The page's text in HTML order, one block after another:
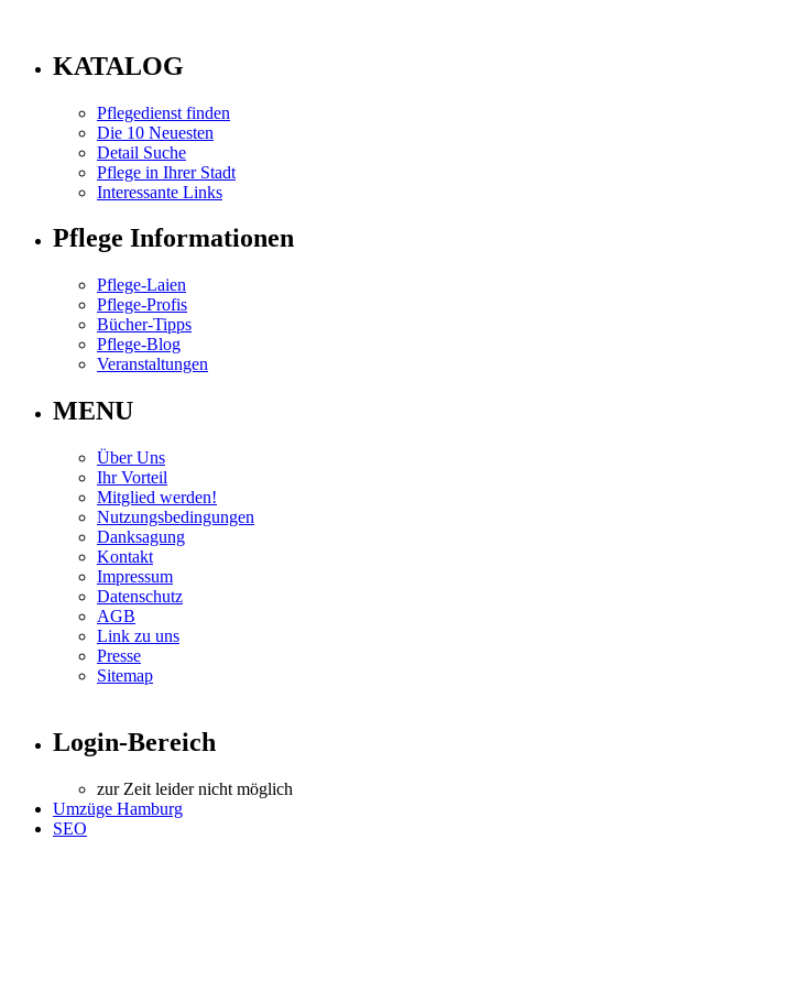
KATALOG
Pflegedienst finden
Die 10 Neuesten
Detail Suche
Pflege in Ihrer Stadt
Interessante Links
Pflege Informationen
Pflege-Laien
Pflege-Profis
Bücher-Tipps
Pflege-Blog
Veranstaltungen
MENU
Über Uns
Ihr Vorteil
Mitglied werden!
Nutzungsbedingungen
Danksagung
Kontakt
Impressum
Datenschutz
AGB
Link zu uns
Presse
Sitemap
Login-Bereich
zur Zeit leider nicht möglich
Umzüge Hamburg
SEO